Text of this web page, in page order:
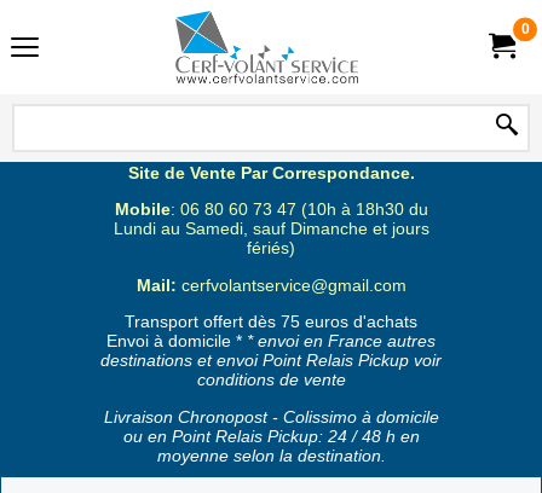
0
Site de Vente Par Correspondance.
Mobile: 06 80 60 73 47 (10h à 18h30 du
Lundi au Samedi, sauf Dimanche et jours
fériés)
Mail: cerfvolantservice@gmail.com
Transport offert dès 75 euros d'achats
Envoi à domicile * * envoi en France autres
destinations et envoi Point Relais Pickup voir
conditions de vente
Livraison Chronopost - Colissimo à domicile
ou en Point Relais Pickup: 24 / 48 h en
moyenne selon la destination.